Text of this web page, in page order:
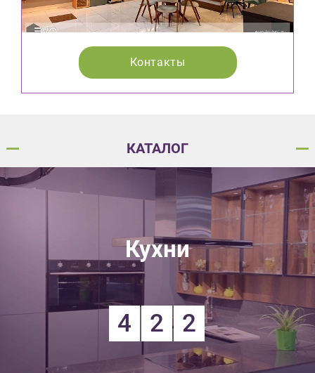
Контакты
КАТАЛОГ
Кухни
4 2 2